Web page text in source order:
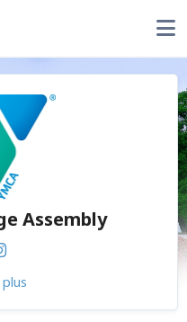
Assembly